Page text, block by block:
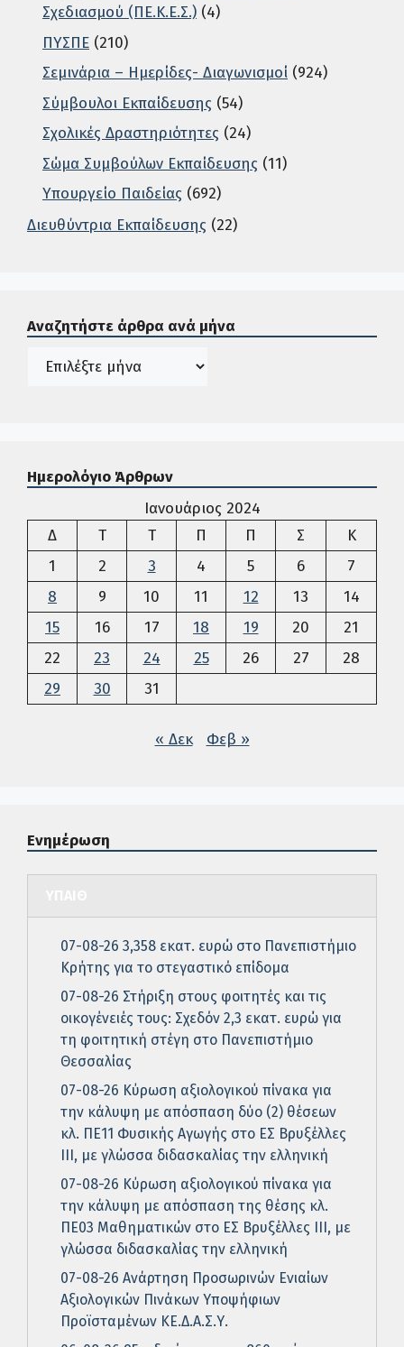
Σχεδιασμού (ΠΕ.Κ.Ε.Σ.) (4)
ΠΥΣΠΕ (210)
Σεμινάρια – Ημερίδες- Διαγωνισμοί (924)
Σύμβουλοι Εκπαίδευσης (54)
Σχολικές Δραστηριότητες (24)
Σώμα Συμβούλων Εκπαίδευσης (11)
Υπουργείο Παιδείας (692)
Διευθύντρια Εκπαίδευσης (22)
Αναζητήστε άρθρα ανά μήνα
Ιστορικό
Ημερολόγιο Άρθρων
Ιανουάριος 2024
ΔΔευτέρα
ΤΤρίτη ΤΤετάρτη
Π Πέμπτη
Π Παρασκευή
Σ Σάββατο
Κ
1
2 3 4 5 6
7
8
9 10 11 12 13
14
15
16 17 18 19 20
21
22
23 24 25 26 27
28
29
30 31
« Δεκ Φεβ »
Ενημέρωση
07-08-26 3,358 εκατ. ευρώ στο Πανεπιστήμιο
Κρήτης για το στεγαστικό επίδομα
07-08-26 Στήριξη στους φοιτητές και τις
οικογένειές τους: Σχεδόν 2,3 εκατ. ευρώ για
τη φοιτητική στέγη στο Πανεπιστήμιο
Θεσσαλίας
07-08-26 Κύρωση αξιολογικού πίνακα για
την κάλυψη με απόσπαση δύο (2) θέσεων
κλ. ΠΕ11 Φυσικής Αγωγής στο ΕΣ Βρυξέλλες
ΙΙΙ, με γλώσσα διδασκαλίας την ελληνική
07-08-26 Κύρωση αξιολογικού πίνακα για
την κάλυψη με απόσπαση της θέσης κλ.
ΠΕ03 Μαθηματικών στο ΕΣ Βρυξέλλες ΙΙΙ, με
γλώσσα διδασκαλίας την ελληνική
07-08-26 Ανάρτηση Προσωρινών Ενιαίων
Αξιολογικών Πινάκων Υποψήφιων
Προϊσταμένων ΚΕ.Δ.Α.Σ.Υ.